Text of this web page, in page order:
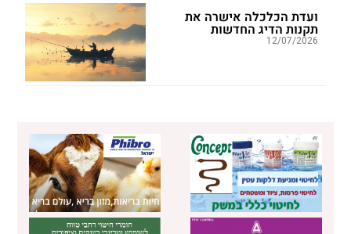
ועדת הכלכלה אישרה את
תקנות הדיג החדשות
12/07/2026